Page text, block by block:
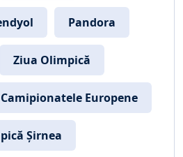
Pandora
Ziua Olimpică
Camipionatele Europene
Șirnea